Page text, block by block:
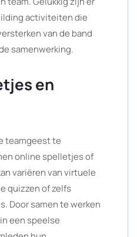
activiteiten die
van de band
samenwerking.
en
teamgeest te
online spelletjes of
variëren van virtuele
quizzen of zelfs
Door samen te werken
een speelse